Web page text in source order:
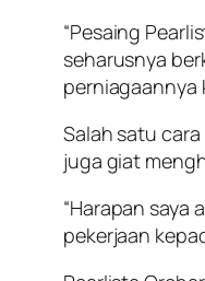
“Pesaing
seharusnya
perniagaannya
Salah satu
juga giat
“Harapan
pekerjaan